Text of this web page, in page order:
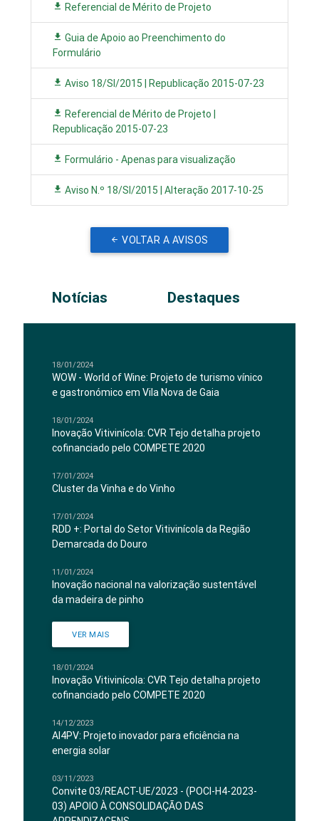
Referencial de Mérito de Projeto
Guia de Apoio ao Preenchimento do
Formulário
Aviso 18/SI/2015 | Republicação 2015-07-23
Referencial de Mérito de Projeto |
Republicação 2015-07-23
Formulário - Apenas para visualização
Aviso N.º 18/SI/2015 | Alteração 2017-10-25
VOLTAR A AVISOS
Notícias Destaques
18/01/2024
WOW - World of Wine: Projeto de turismo vínico
e gastronómico em Vila Nova de Gaia
18/01/2024
Inovação Vitivinícola: CVR Tejo detalha projeto
cofinanciado pelo COMPETE 2020
17/01/2024
Cluster da Vinha e do Vinho
17/01/2024
RDD +: Portal do Setor Vitivinícola da Região
Demarcada do Douro
11/01/2024
Inovação nacional na valorização sustentável
da madeira de pinho
VER MAIS
18/01/2024
Inovação Vitivinícola: CVR Tejo detalha projeto
cofinanciado pelo COMPETE 2020
14/12/2023
AI4PV: Projeto inovador para eficiência na
energia solar
03/11/2023
Convite 03/REACT-UE/2023 - (POCI-H4-2023-
03) APOIO À CONSOLIDAÇÃO DAS